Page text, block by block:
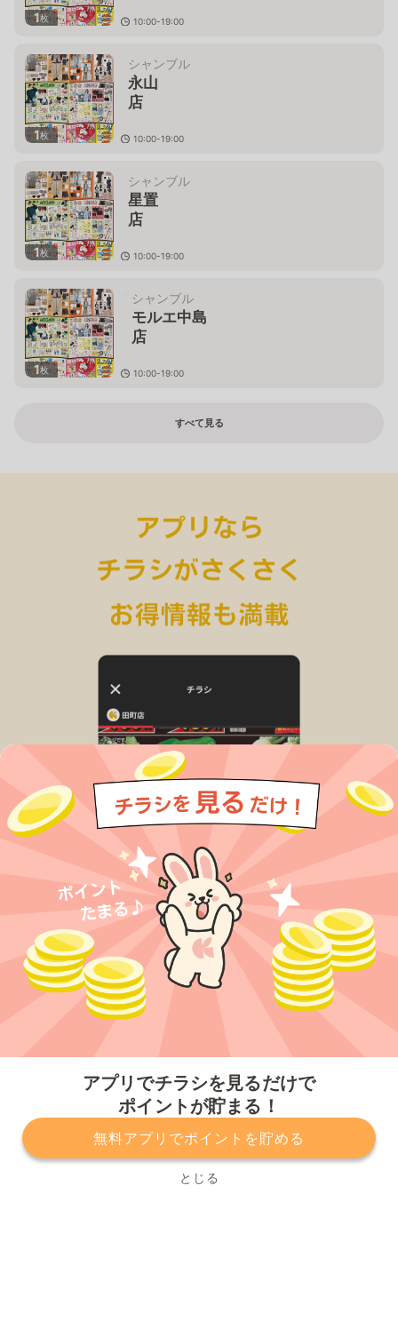
アプリでチラシを見るだけで
ポイントが貯まる！
無料アプリでポイントを貯める
とじる
1枚
10:00-19:00
1枚
シャンブル
永山
10:00-19:00
1枚
シャンブル
星置
店
10:00-19:00
1枚
シャンブル
モルエ中島
店
10:00-19:00
すべて見る
プライバシーポリシー 利用規約
運営会社
サービスに関してのお問い合わせ